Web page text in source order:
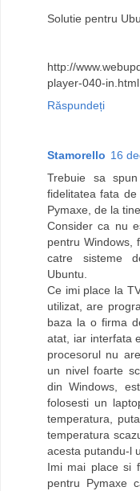
Solutie pentru
http://
player-040-in.html
Răspundeți
Stamorello 16
Trebuie sa
fidelitatea fata
Pymaxe, de la
Consider ca nu
pentru Windows,
catre sisteme
Ubuntu.
Ce imi place la
utilizat, are
baza la o firma
atat, iar interfata
procesorul nu
un nivel foarte
din Windows,
folosesti un
temperatura,
temperatura
acesta putandu-l
Imi mai place si
pentru Pymaxe